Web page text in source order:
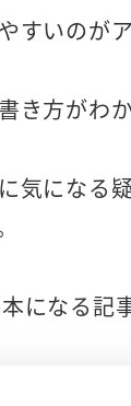
いのがア
方がわ
になる
になる記